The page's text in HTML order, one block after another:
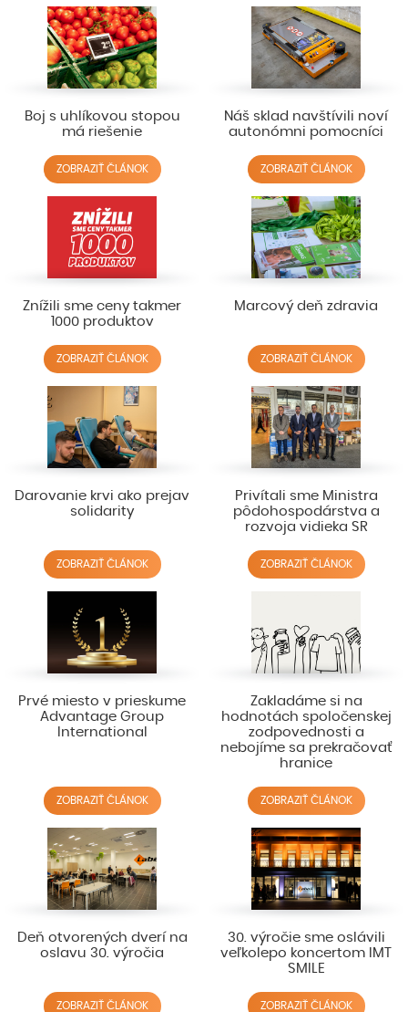
Boj s uhlíkovou stopou
má riešenie
ZOBRAZIŤ ČLÁNOK
Náš sklad navštívili noví
autonómni pomocníci
ZOBRAZIŤ ČLÁNOK
Znížili sme ceny takmer
1000 produktov
ZOBRAZIŤ ČLÁNOK
Marcový deň zdravia
ZOBRAZIŤ ČLÁNOK
Darovanie krvi ako prejav
solidarity
ZOBRAZIŤ ČLÁNOK
Privítali sme Ministra
pôdohospodárstva a
rozvoja vidieka SR
ZOBRAZIŤ ČLÁNOK
Prvé miesto v prieskume
Advantage Group
International
ZOBRAZIŤ ČLÁNOK
Zakladáme si na
hodnotách spoločenskej
zodpovednosti a
nebojíme sa prekračovať
hranice
ZOBRAZIŤ ČLÁNOK
Deň otvorených dverí na
oslavu 30. výročia
ZOBRAZIŤ ČLÁNOK
30. výročie sme oslávili
veľkolepo koncertom IMT
SMILE
ZOBRAZIŤ ČLÁNOK